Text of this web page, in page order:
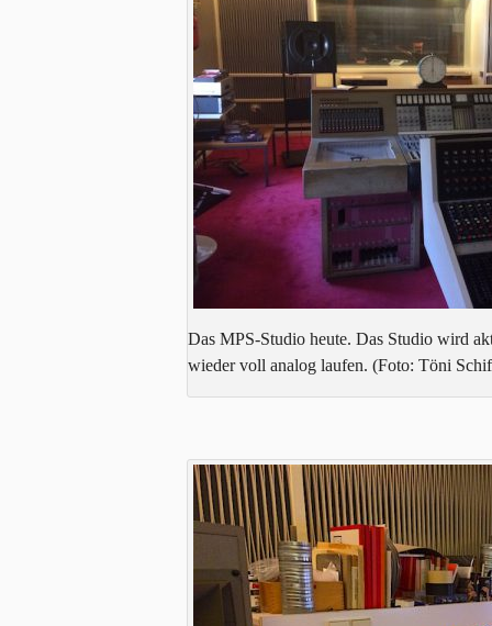
Das MPS-Studio heute. Das Studio wird
wieder voll analog laufen. (Foto: Töni